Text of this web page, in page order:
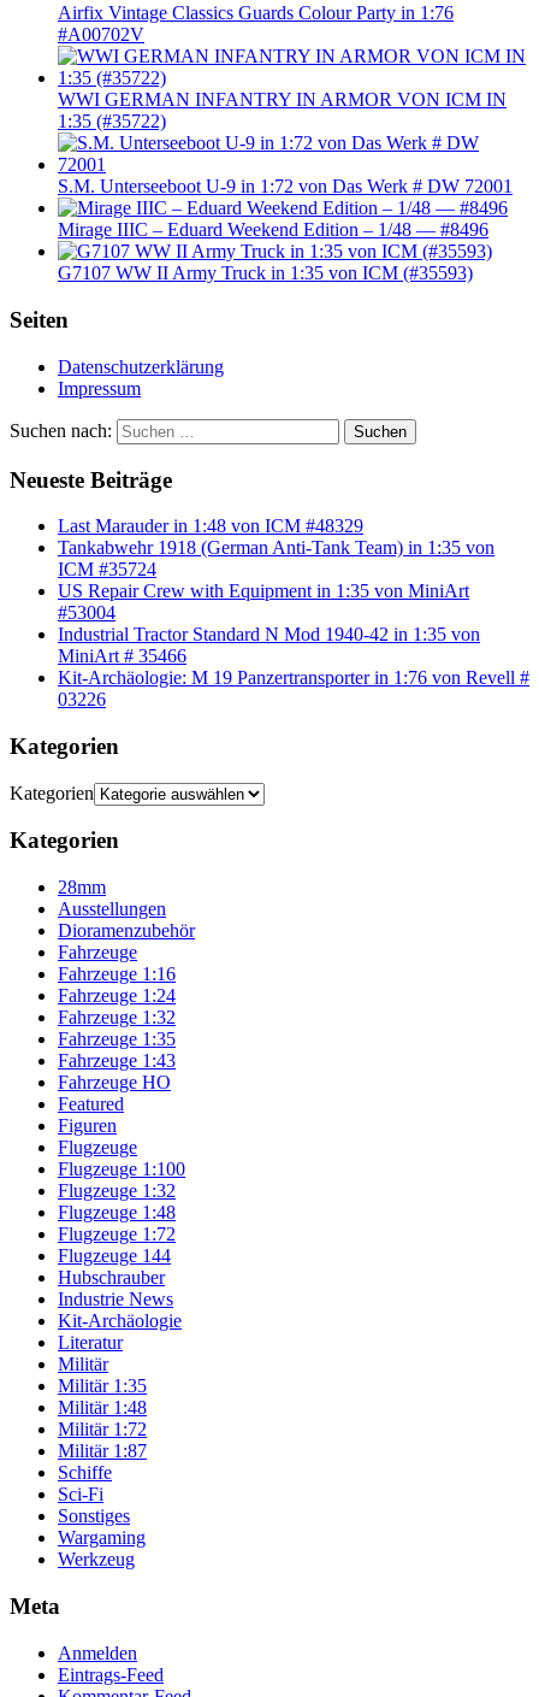
Airfix Vintage Classics Guards Colour Party in 1:76
#A00702V
WWI GERMAN INFANTRY IN ARMOR VON ICM IN
1:35 (#35722)
S.M. Unterseeboot U-9 in 1:72 von Das Werk # DW 72001
Mirage IIIC – Eduard Weekend Edition – 1/48 — #8496
G7107 WW II Army Truck in 1:35 von ICM (#35593)
Seiten
Datenschutzerklärung
Impressum
Suchen nach: Suchen
Neueste Beiträge
Last Marauder in 1:48 von ICM #48329
Tankabwehr 1918 (German Anti-Tank Team) in 1:35 von
ICM #35724
US Repair Crew with Equipment in 1:35 von MiniArt
#53004
Industrial Tractor Standard N Mod 1940-42 in 1:35 von
MiniArt # 35466
Kit-Archäologie: M 19 Panzertransporter in 1:76 von Revell #
03226
Kategorien
Kategorien
Kategorien
28mm
Ausstellungen
Dioramenzubehör
Fahrzeuge
Fahrzeuge 1:16
Fahrzeuge 1:24
Fahrzeuge 1:32
Fahrzeuge 1:35
Fahrzeuge 1:43
Fahrzeuge HO
Featured
Figuren
Flugzeuge
Flugzeuge 1:100
Flugzeuge 1:32
Flugzeuge 1:48
Flugzeuge 1:72
Flugzeuge 144
Hubschrauber
Industrie News
Kit-Archäologie
Literatur
Militär
Militär 1:35
Militär 1:48
Militär 1:72
Militär 1:87
Schiffe
Sci-Fi
Sonstiges
Wargaming
Werkzeug
Meta
Anmelden
Eintrags-Feed